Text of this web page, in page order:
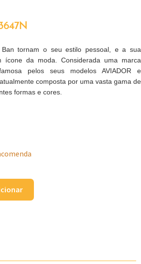
tornam o seu estilo pessoal, e a sua
ícone da moda. Considerada uma marca
pelos seus modelos AVIADOR e
composta por uma vasta gama de
formas e cores.